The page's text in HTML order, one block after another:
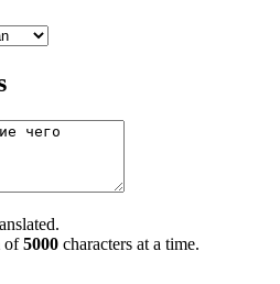
of5000 characters at a time.